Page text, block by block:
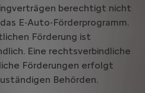
berechtigt nicht
E-Auto-Förderprogramm.
Förderung ist
Eine rechtsverbindliche
Förderungen erfolgt
Behörden.